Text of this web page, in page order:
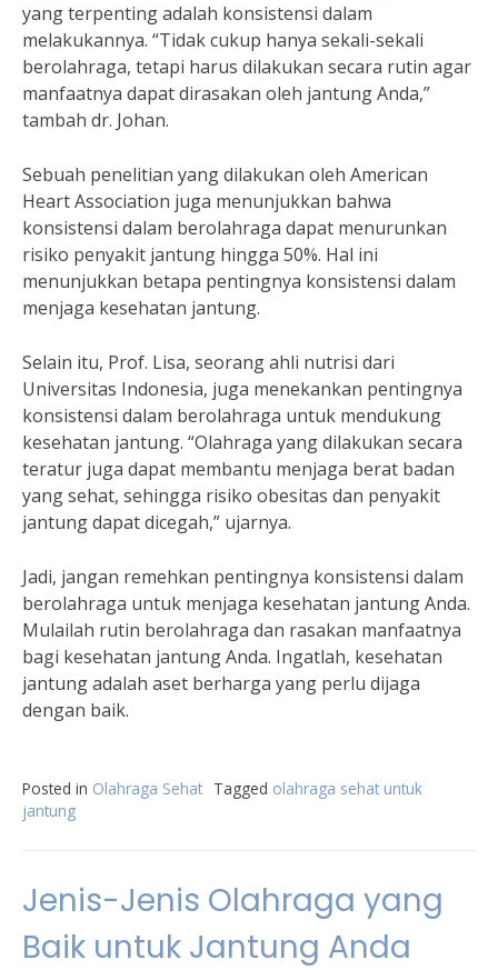
yang terpenting adalah konsistensi dalam
melakukannya. “Tidak cukup hanya sekali-sekali
berolahraga, tetapi harus dilakukan secara rutin agar
manfaatnya dapat dirasakan oleh jantung Anda,”
tambah dr. Johan.
Sebuah penelitian yang dilakukan oleh American
Heart Association juga menunjukkan bahwa
konsistensi dalam berolahraga dapat menurunkan
risiko penyakit jantung hingga 50%. Hal ini
menunjukkan betapa pentingnya konsistensi dalam
menjaga kesehatan jantung.
Selain itu, Prof. Lisa, seorang ahli nutrisi dari
Universitas Indonesia, juga menekankan pentingnya
konsistensi dalam berolahraga untuk mendukung
kesehatan jantung. “Olahraga yang dilakukan secara
teratur juga dapat membantu menjaga berat badan
yang sehat, sehingga risiko obesitas dan penyakit
jantung dapat dicegah,” ujarnya.
Jadi, jangan remehkan pentingnya konsistensi dalam
berolahraga untuk menjaga kesehatan jantung Anda.
Mulailah rutin berolahraga dan rasakan manfaatnya
bagi kesehatan jantung Anda. Ingatlah, kesehatan
jantung adalah aset berharga yang perlu dijaga
dengan baik.
Posted in Olahraga Sehat Tagged olahraga sehat untuk
jantung
Jenis-Jenis Olahraga yang
Baik untuk Jantung Anda